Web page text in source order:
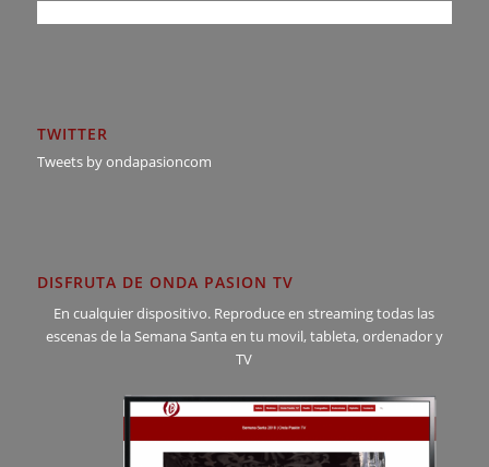
TWITTER
Tweets by ondapasioncom
DISFRUTA DE ONDA PASION TV
En cualquier dispositivo. Reproduce en streaming todas las
escenas de la Semana Santa en tu movil, tableta, ordenador y
TV